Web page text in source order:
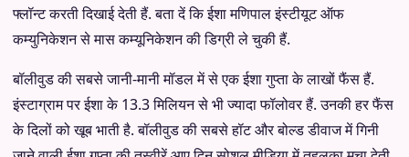
फ्लॉन्ट करती दिखाई देती हैं. बता दें कि ईशा मणिपाल इंस्टीयूट ऑफ
कम्युनिकेशन से मास कम्यूनिकेशन की डिग्री ले चुकी हैं.
बॉलीवुड की सबसे जानी-मानी मॉडल में से एक ईशा गुप्ता के लाखों फैंस हैं.
इंस्टाग्राम पर ईशा के 13.3 मिलियन से भी ज्यादा फॉलोवर हैं. उनकी हर फैंस
के दिलों को खूब भाती है. बॉलीवुड की सबसे हॉट और बोल्ड डीवाज में गिनी